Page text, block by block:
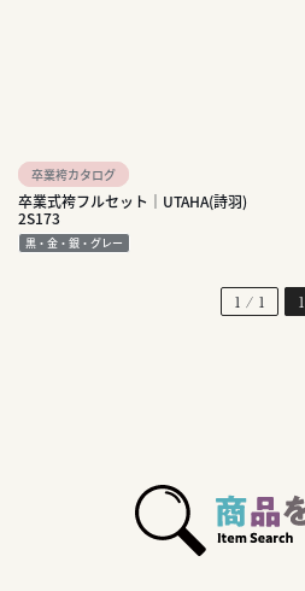
卒業袴カタログ
卒業式袴フルセット｜UTAHA(詩羽)
2S173
黒・金・銀・グレー
1 / 1 1